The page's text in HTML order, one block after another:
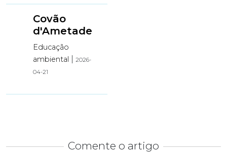
Covão
d'Ametade
Educação
ambiental
|2026-
04-21
Comente o artigo